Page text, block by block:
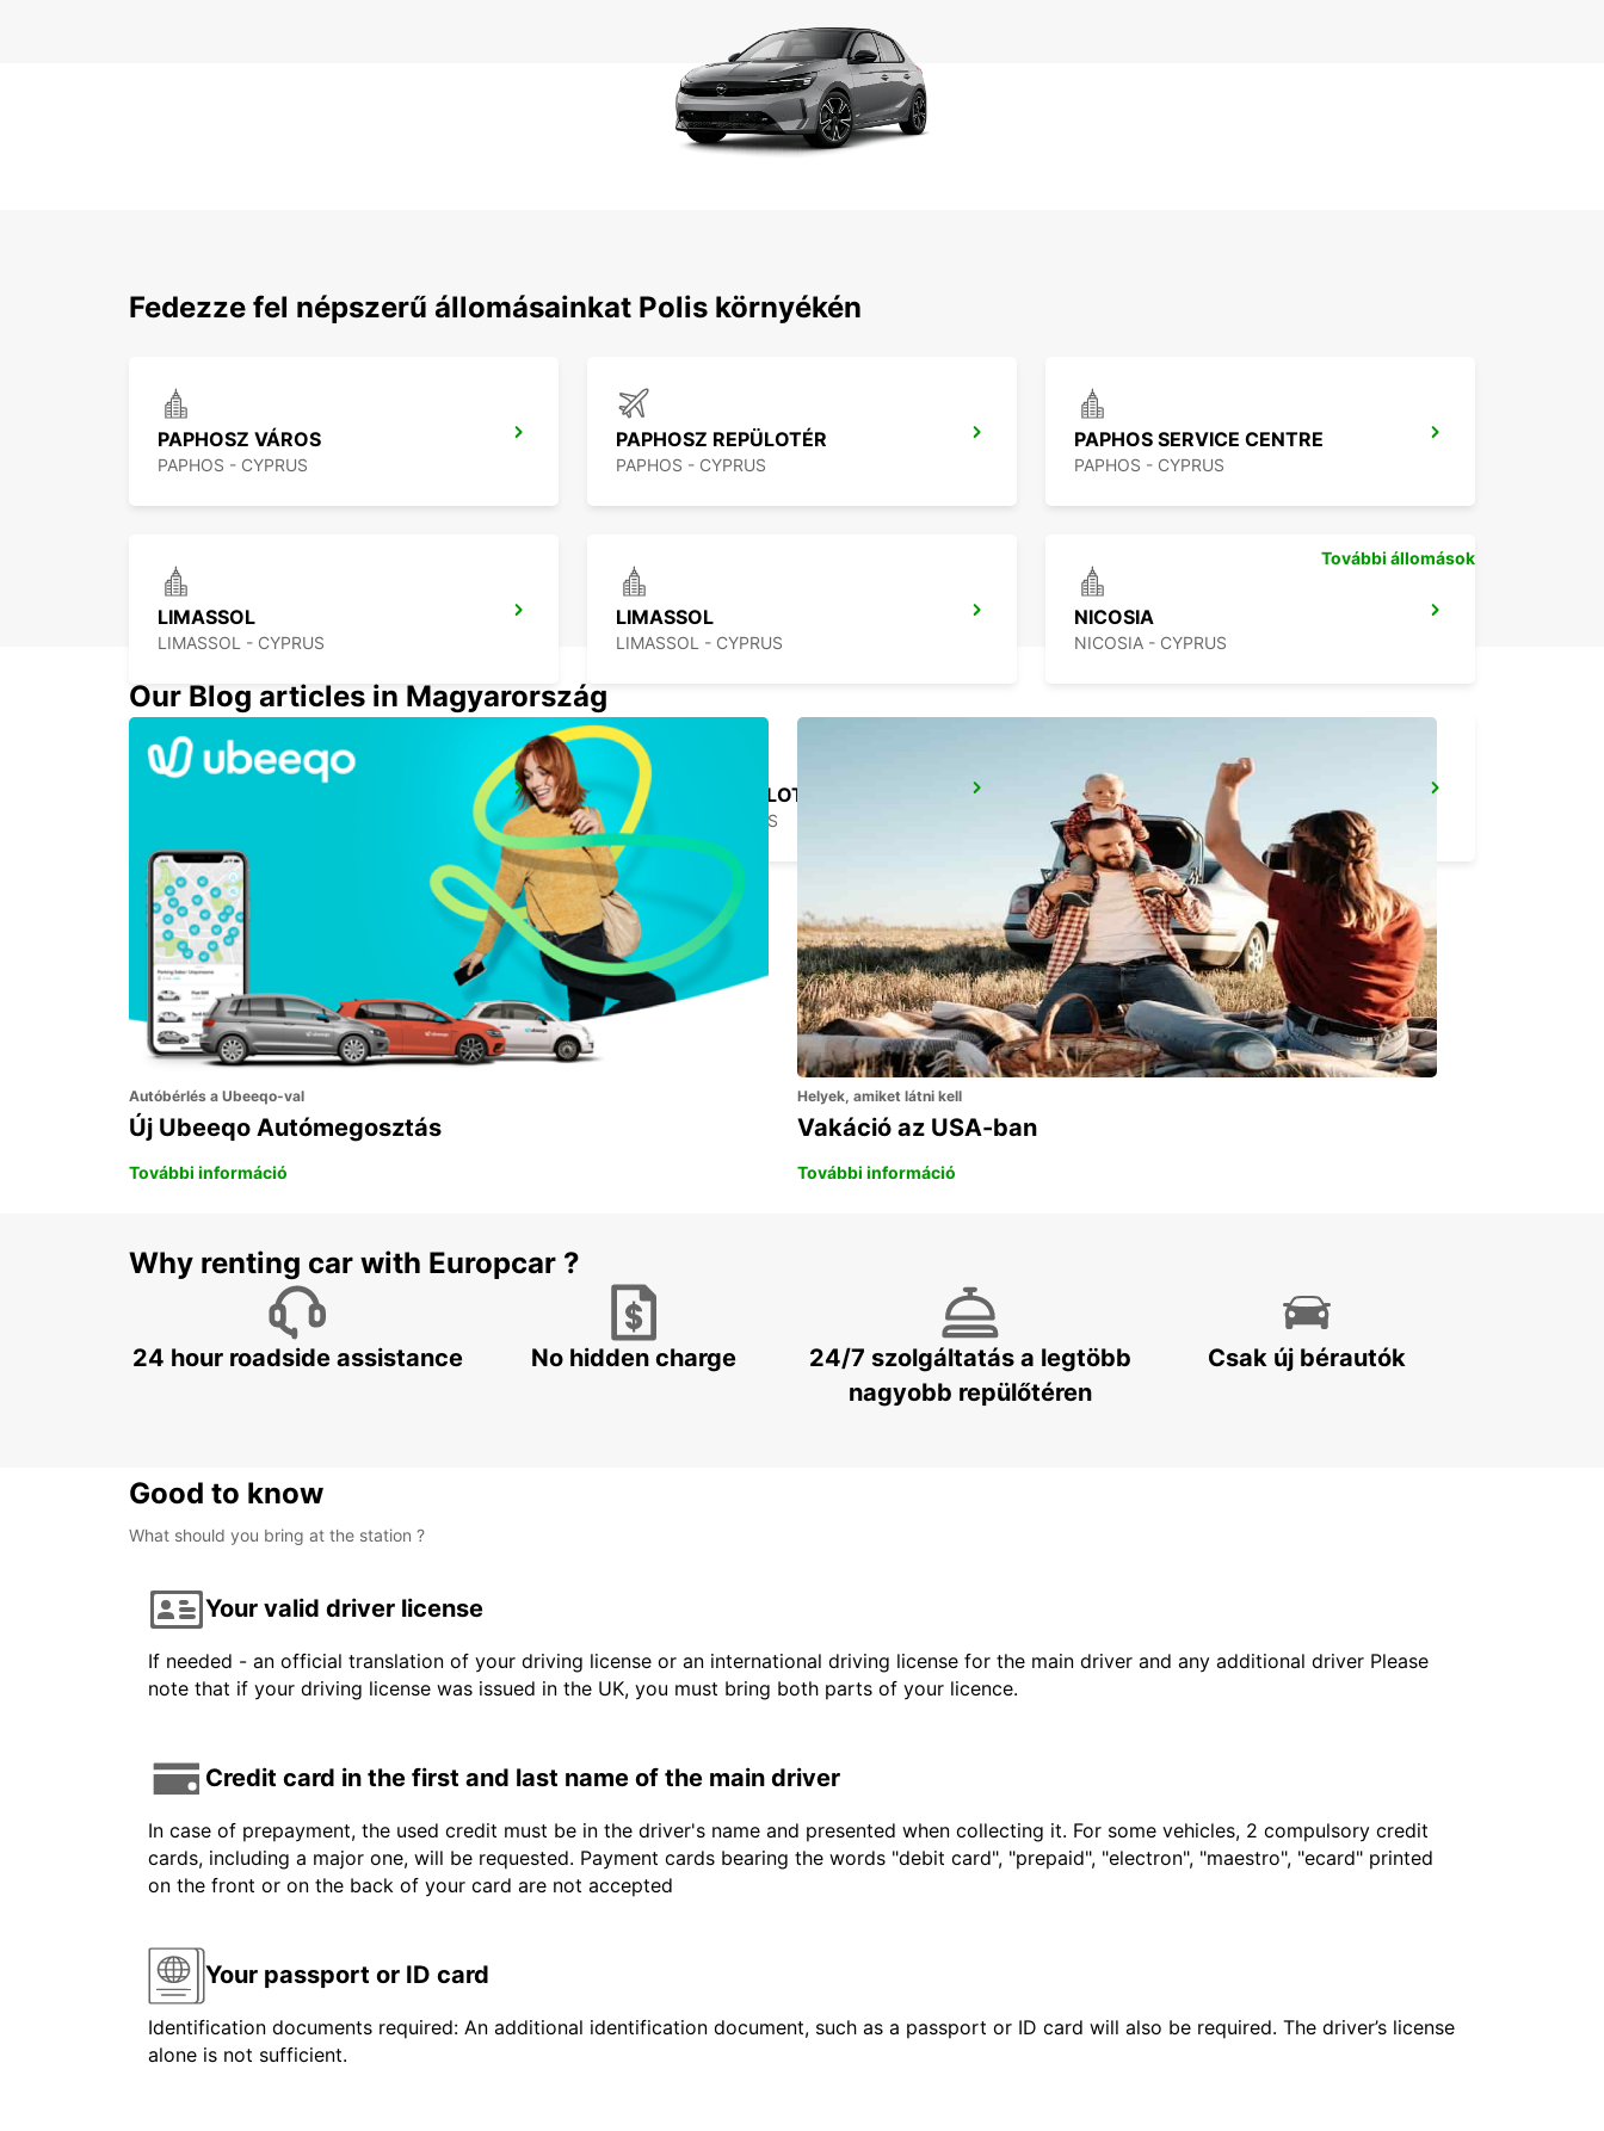
Fedezze fel népszerű állomásainkat Polis környékén
PAPHOSZ VÁROS
PAPHOS - CYPRUS
PAPHOSZ REPÜLOTÉR
PAPHOS - CYPRUS
PAPHOS SERVICE CENTRE
PAPHOS - CYPRUS
LIMASSOL
LIMASSOL - CYPRUS
LIMASSOL
LIMASSOL - CYPRUS
NICOSIA
NICOSIA - CYPRUS
LARNACA REPÜLOTÉR
LARNACA - CYPRUS
PROTARAS
PROTARAS - CYPRUS
További állomások
Our Blog articles in Magyarország
Autóbérlés a Ubeeqo-val
Új Ubeeqo Autómegosztás
További információ
Helyek, amiket látni kell
Vakáció az USA-ban
További információ
Why renting car with Europcar ?
24 hour roadside assistance No hidden charge
24/7 szolgáltatás a legtöbb
nagyobb repülőtéren
Csak új bérautók
Good to know
What should you bring at the station ?
Your valid driver license
If needed - an official translation of your driving license or an international driving license for the main driver and any additional driver Please
note that if your driving license was issued in the UK, you must bring both parts of your licence.
Credit card in the first and last name of the main driver
In case of prepayment, the used credit must be in the driver's name and presented when collecting it. For some vehicles, 2 compulsory credit
cards, including a major one, will be requested. Payment cards bearing the words "debit card", "prepaid", "electron", "maestro", "ecard" printed
on the front or on the back of your card are not accepted
Your passport or ID card
Identification documents required: An additional identification document, such as a passport or ID card will also be required. The driver’s license
alone is not sufficient.